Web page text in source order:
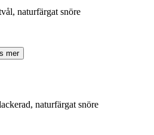
naturfärgat snöre
mer
naturfärgat snöre